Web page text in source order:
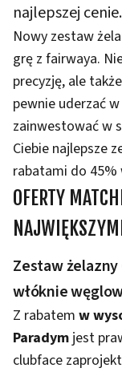
najlepszej cenie.
Nowy zestaw
grę z fairwaya.
precyzję, ale
pewnie uderzać
zainwestować w
Ciebie najlepsze
rabatami do 45%
OFERTY
Zestaw
włóknie
Z rabatem w
Paradym jest
clubface